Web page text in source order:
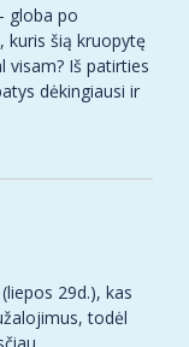
globa po
šią kruopytę
visam? Iš patirties
dėkingiausi ir
29d.), kas
todėl